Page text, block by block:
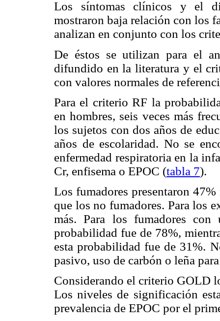
Los síntomas clínicos y el
mostraron baja relación con los
analizan en conjunto con los
De éstos se utilizan para el
difundido en la literatura y el
con valores normales de
Para el criterio RF la
en hombres, seis veces más
los sujetos con dos años de
años de escolaridad. No se
enfermedad respiratoria en la
Cr, enfisema o EPOC (tabla 7).
Los fumadores presentaron
que los no fumadores. Para los
más. Para los fumadores
probabilidad fue de 78%,
esta probabilidad fue de 31%.
pasivo, uso de carbón o leña
Considerando el criterio GOLD
Los niveles de significación
prevalencia de EPOC por el